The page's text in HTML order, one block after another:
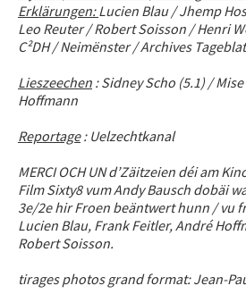
Erklärungen:Lucien Blau / Jhemp
Leo Reuter / Robert Soisson / Henri
C²DH / Neimënster / Archives
Lieszeechen : Sidney Scho (5.1) /
Hoffmann
Reportage: Uelzechtkanal
MERCI OCH UN d’Zäitzeien déi am
Film Sixty8 vum Andy Bausch dobäi
3e/2e hir Froen beäntwert hunn / vu
Lucien Blau, Frank Feitler, André
Robert Soisson.
tirages photos grand format: Jean-